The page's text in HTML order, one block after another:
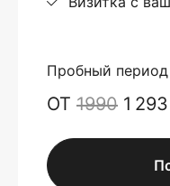
Пробный
ОТ 1990 1